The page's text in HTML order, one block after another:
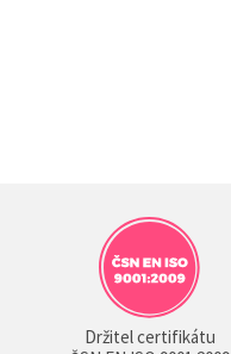
Držitel certifikátu